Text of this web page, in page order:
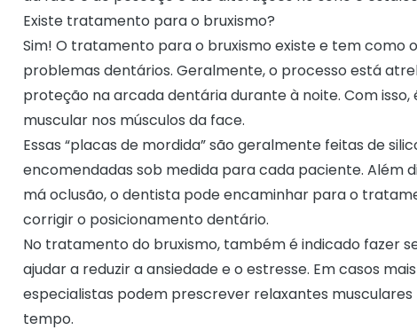
Existe tratamento para o bruxismo?
Sim! O tratamento para o bruxismo existe e tem como
problemas dentários. Geralmente, o processo está
proteção na arcada dentária durante à noite. Com isso,
muscular nos músculos da face.
Essas “placas de mordida” são geralmente feitas de
encomendadas sob medida para cada paciente. Além
má oclusão, o dentista pode encaminhar para o
corrigir o posicionamento dentário.
No tratamento do bruxismo, também é indicado fazer
ajudar a reduzir a ansiedade e o estresse. Em casos
especialistas podem prescrever relaxantes
tempo.